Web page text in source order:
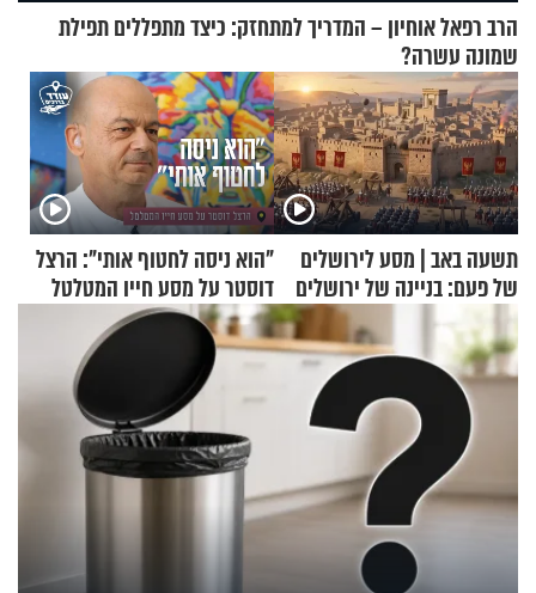
הרב רפאל אוחיון – המדריך למתחזק: כיצד מתפללים תפילת
שמונה עשרה?
תשעה באב | מסע לירושלים
של פעם: בניינה של ירושלים
"הוא ניסה לחטוף אותי": הרצל
דוסטר על מסע חייו המטלטל